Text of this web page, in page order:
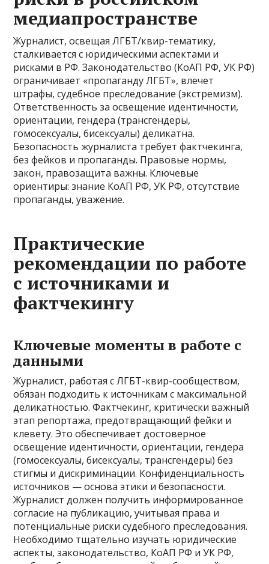
медиапространстве
Журналист, освещая ЛГБТ/квир-тематику,
сталкивается с юридическими аспектами и
рисками в РФ. Законодательство (КоАП РФ, УК РФ)
ограничивает «пропаганду ЛГБТ», влечет
штрафы, судебное преследование (экстремизм).
Ответственность за освещение идентичности,
ориентации, гендера (трансгендеры,
гомосексуалы, бисексуалы) деликатна.
Безопасность журналиста требует фактчекинга,
без фейков и пропаганды. Правовые нормы,
закон, правозащита важны. Ключевые
ориентиры: знание КоАП РФ, УК РФ, отсутствие
пропаганды, уважение.
Практические
рекомендации по работе
с источниками и
фактчекингу
Ключевые моменты в работе с
данными
Журналист, работая с ЛГБТ-квир-сообществом,
обязан подходить к источникам с максимальной
деликатностью. Фактчекинг, критически важный
этап репортажа, предотвращающий фейки и
клевету. Это обеспечивает достоверное
освещение идентичности, ориентации, гендера
(гомосексуалы, бисексуалы, трансгендеры) без
стигмы и дискриминации. Конфиденциальность
источников — основа этики и безопасности.
Журналист должен получить информированное
согласие на публикацию, учитывая права и
потенциальные риски судебного преследования.
Необходимо тщательно изучать юридические
аспекты, законодательство, КоАП РФ и УК РФ,